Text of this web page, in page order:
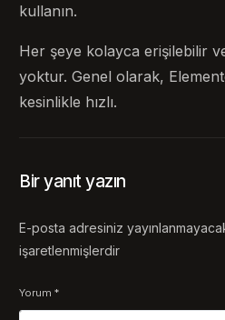
kullanın.
Her şeye kolayca erişilebilir
yoktur. Genel olarak,
kesinlikle hızlı.
Bir yanıt yazın
E-posta adresiniz
işaretlenmişlerdir
Yorum*